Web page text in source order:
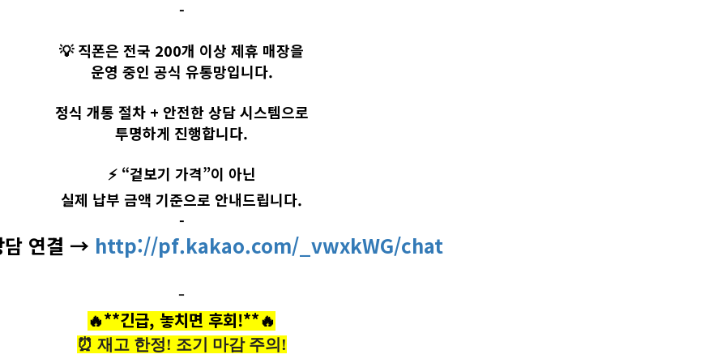
-
💡 직폰은 전국 200개 이상 제휴 매장을
운영 중인 공식 유통망입니다.
정식 개통 절차 + 안전한 상담 시스템으로
투명하게 진행합니다.
⚡ “겉보기 가격”이 아닌
실제 납부 금액 기준으로 안내드립니다.
-
담 연결 → http://pf.kakao.com/_vwxkWG/chat
-
🔥**긴급, 놓치면 후회!**🔥
⏰ 재고 한정! 조기 마감 주의!